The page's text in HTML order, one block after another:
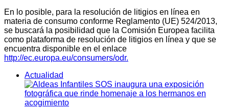
En lo posible, para la resolución de litigios en línea en
materia de consumo conforme Reglamento (UE) 524/2013,
se buscará la posibilidad que la Comisión Europea facilita
como plataforma de resolución de litigios en línea y que se
encuentra disponible en el enlace
http://ec.europa.eu/consumers/odr.
Actualidad